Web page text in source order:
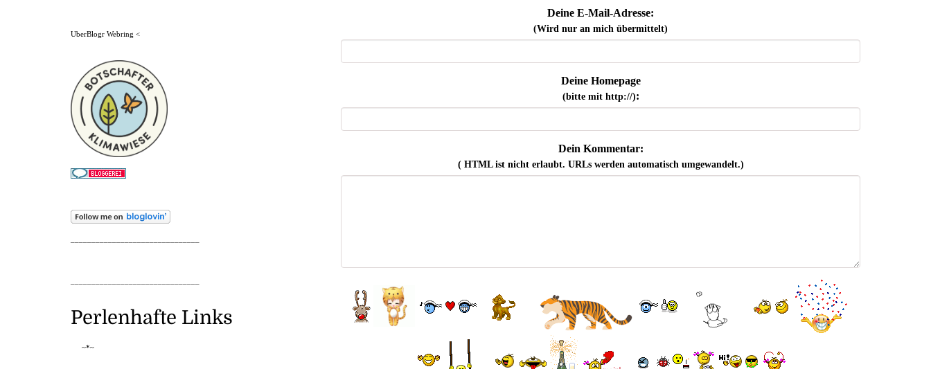
Deine E-Mail-Adresse:
(Wird nur an mich übermittelt)
Deine Homepage
(bitte mit http://):
Dein Kommentar:
( HTML ist nichterlaubt. URLs werden automatisch umgewandelt.)
UberBlogr Webring <
Perlenhafte Links
~*~